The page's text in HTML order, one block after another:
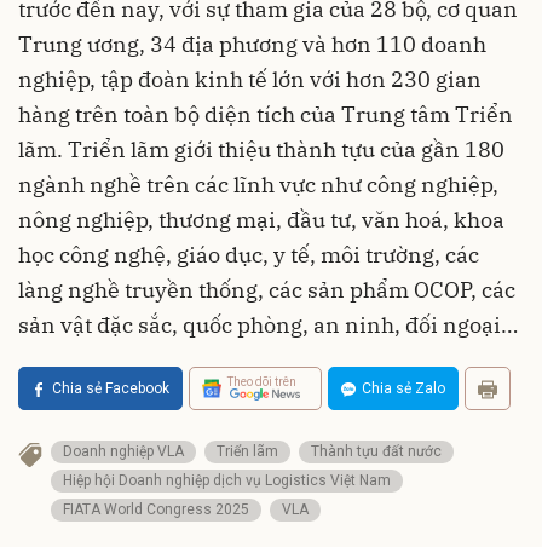
trước đến nay, với sự tham gia của 28 bộ, cơ quan
Trung ương, 34 địa phương và hơn 110 doanh
nghiệp, tập đoàn kinh tế lớn với hơn 230 gian
hàng trên toàn bộ diện tích của Trung tâm Triển
lãm. Triển lãm giới thiệu thành tựu của gần 180
ngành nghề trên các lĩnh vực như công nghiệp,
nông nghiệp, thương mại, đầu tư, văn hoá, khoa
học công nghệ, giáo dục, y tế, môi trường, các
làng nghề truyền thống, các sản phẩm OCOP, các
sản vật đặc sắc, quốc phòng, an ninh, đối ngoại…
Chia sẻ Facebook Theo dõi trên Chia sẻ Zalo
Doanh nghiệp VLA Triển lãm
Thành tựu đất nước
Hiệp hội Doanh nghiệp dịch vụ Logistics Việt Nam
FIATA World Congress 2025
VLA